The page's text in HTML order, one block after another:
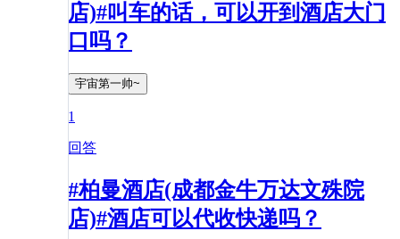
店)#叫车的话，可以开到酒店大门
口吗？
宇宙第一帅~
1
回答
#柏曼酒店(成都金牛万达文殊院
店)#酒店可以代收快递吗？